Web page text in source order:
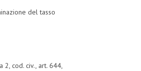
del tasso
cod. civ., art. 644,